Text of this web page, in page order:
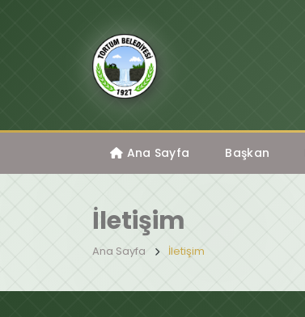
Ana Sayfa Başkan
İletişim
Ana Sayfa İletişim